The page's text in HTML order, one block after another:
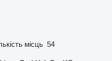
місць 54